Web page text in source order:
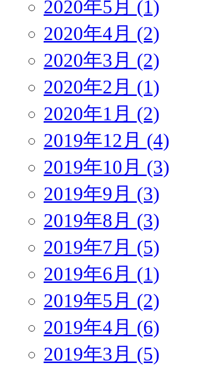
2020年5月 (1)
2020年4月 (2)
2020年3月 (2)
2020年2月 (1)
2020年1月 (2)
2019年12月 (4)
2019年10月 (3)
2019年9月 (3)
2019年8月 (3)
2019年7月 (5)
2019年6月 (1)
2019年5月 (2)
2019年4月 (6)
2019年3月 (5)